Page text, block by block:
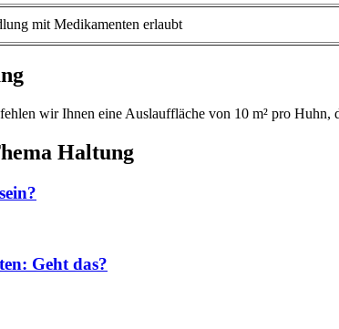
mit Medikamenten erlaubt
wir Ihnen eine Auslauffläche von 10 m² pro Huhn,
Haltung
Geht das?